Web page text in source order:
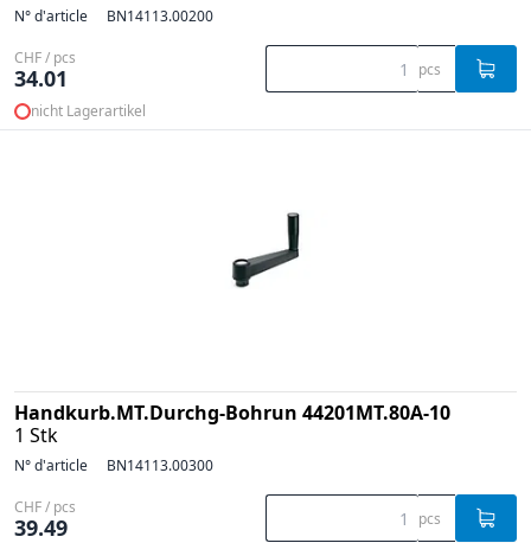
N° d'article BN14113.00200
CHF / pcs
34.01 pcs
nicht Lagerartikel
Handkurb.MT.Durchg-Bohrun 44201MT.80A-10
1 Stk
N° d'article BN14113.00300
CHF / pcs
39.49 pcs